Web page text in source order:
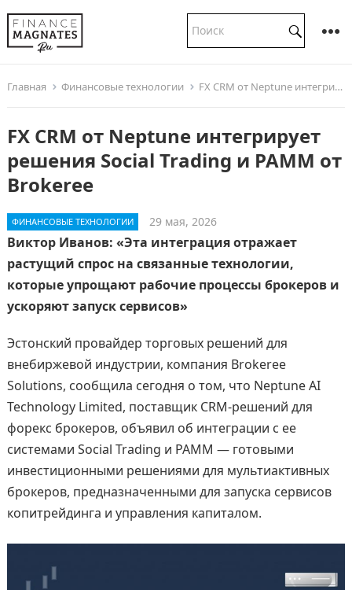
Главная Финансовые технологии FX CRM от Neptune интегрирует решения Social Trading и PAMM от Brokeree
FX CRM от Neptune интегрирует
решения Social Trading и PAMM от
Brokeree
ФИНАНСОВЫЕ ТЕХНОЛОГИИ 29 мая, 2026
Виктор Иванов: «Эта интеграция отражает
растущий спрос на связанные технологии,
которые упрощают рабочие процессы брокеров и
ускоряют запуск сервисов»
Эстонский провайдер торговых решений для
внебиржевой индустрии, компания Brokeree
Solutions, сообщила сегодня о том, что Neptune AI
Technology Limited, поставщик CRM-решений для
форекс брокеров, объявил об интеграции с ее
системами Social Trading и PAMM — готовыми
инвестиционными решениями для мультиактивных
брокеров, предназначенными для запуска сервисов
копитрейдинга и управления капиталом.